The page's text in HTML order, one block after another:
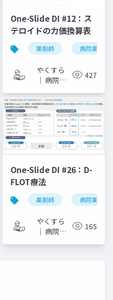
One-Slide DI #12：ス
テロイドの力価換算表
薬剤師 病院薬剤師
やくすら
｜ 病院薬
イドメモ
427
one-slide di arb
One-Slide DI #26：D-
FLOT療法
薬剤師 病院薬剤師
やくすら
｜ 病院薬
165